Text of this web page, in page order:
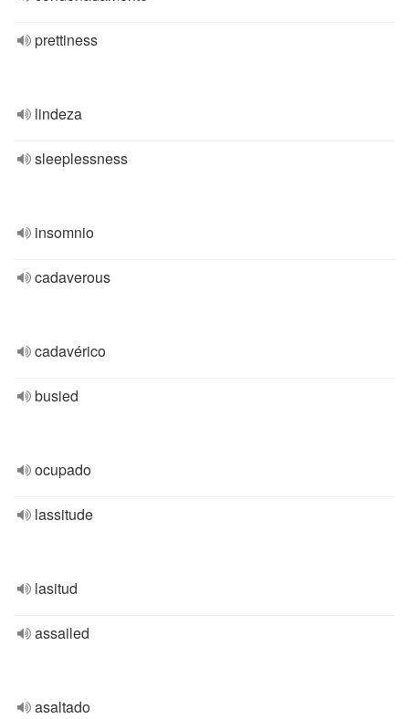
prettiness
lindeza
sleeplessness
insomnio
cadaverous
cadavérico
busied
ocupado
lassitude
lasitud
assailed
asaltado